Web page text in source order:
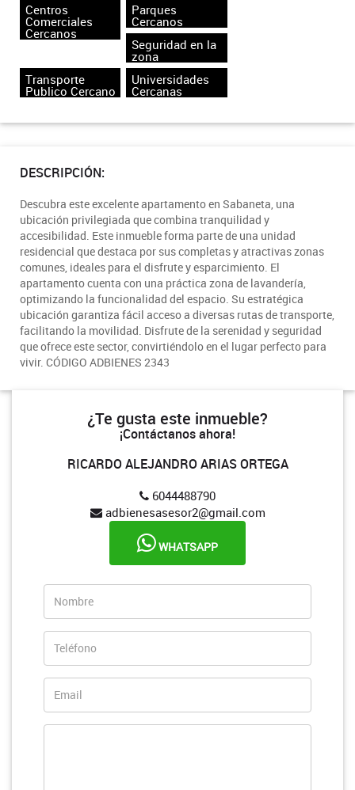
Centros
Comerciales
Cercanos
Parques
Cercanos
Seguridad en la
zona
Transporte
Publico Cercano
Universidades
Cercanas
DESCRIPCIÓN:
Descubra este excelente apartamento en Sabaneta, una
ubicación privilegiada que combina tranquilidad y
accesibilidad. Este inmueble forma parte de una unidad
residencial que destaca por sus completas y atractivas zonas
comunes, ideales para el disfrute y esparcimiento. El
apartamento cuenta con una práctica zona de lavandería,
optimizando la funcionalidad del espacio. Su estratégica
ubicación garantiza fácil acceso a diversas rutas de transporte,
facilitando la movilidad. Disfrute de la serenidad y seguridad
que ofrece este sector, convirtiéndolo en el lugar perfecto para
vivir. CÓDIGO ADBIENES 2343
¿Te gusta este inmueble?
¡Contáctanos ahora!
RICARDO ALEJANDRO ARIAS ORTEGA
6044488790
adbienesasesor2@gmail.com
WHATSAPP